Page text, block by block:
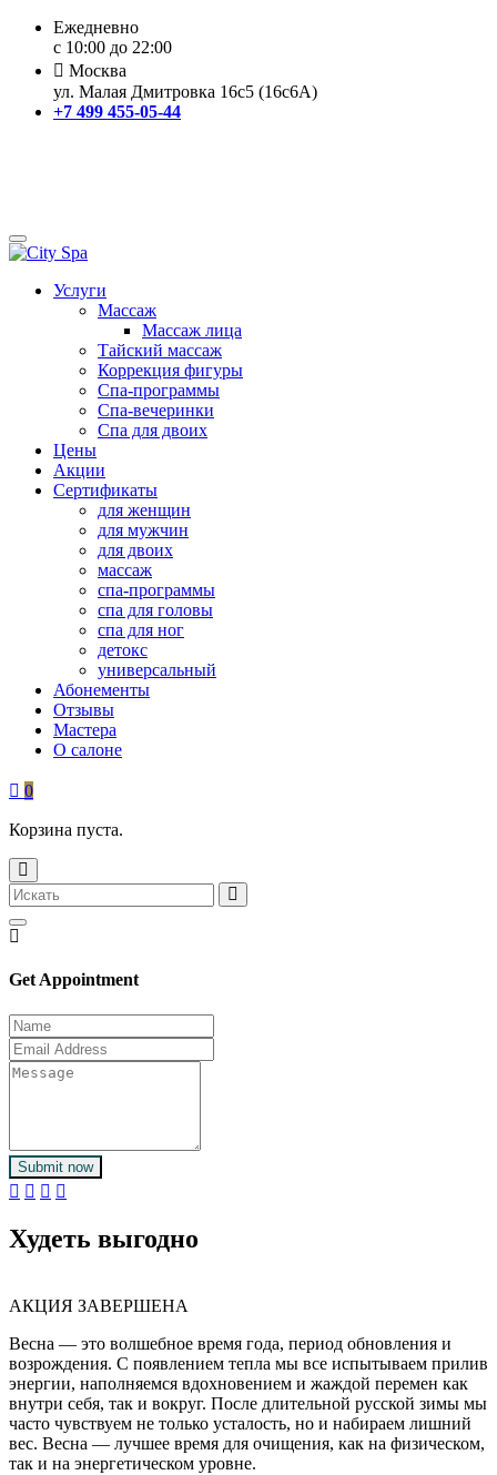
Ежедневно
с 10:00 до 22:00
Москва
ул. Малая Дмитровка 16с5 (16с6А)
+7 499 455-05-44
Услуги
Массаж
Массаж лица
Тайский массаж
Коррекция фигуры
Спа-программы
Спа-вечеринки
Спа для двоих
Цены
Акции
Сертификаты
для женщин
для мужчин
для двоих
массаж
спа-программы
спа для головы
спа для ног
детокс
универсальный
Абонементы
Отзывы
Мастера
О салоне
0
Корзина пуста.
Get Appointment
Submit now
Худеть выгодно
АКЦИЯ ЗАВЕРШЕНА
Весна — это волшебное время года, период обновления и
возрождения. С появлением тепла мы все испытываем прилив
энергии, наполняемся вдохновением и жаждой перемен как
внутри себя, так и вокруг. После длительной русской зимы мы
часто чувствуем не только усталость, но и набираем лишний
вес. Весна — лучшее время для очищения, как на физическом,
так и на энергетическом уровне.